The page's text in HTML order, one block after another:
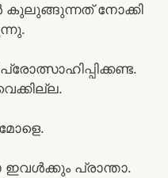
നോക്കി
പ്രാന്താ.